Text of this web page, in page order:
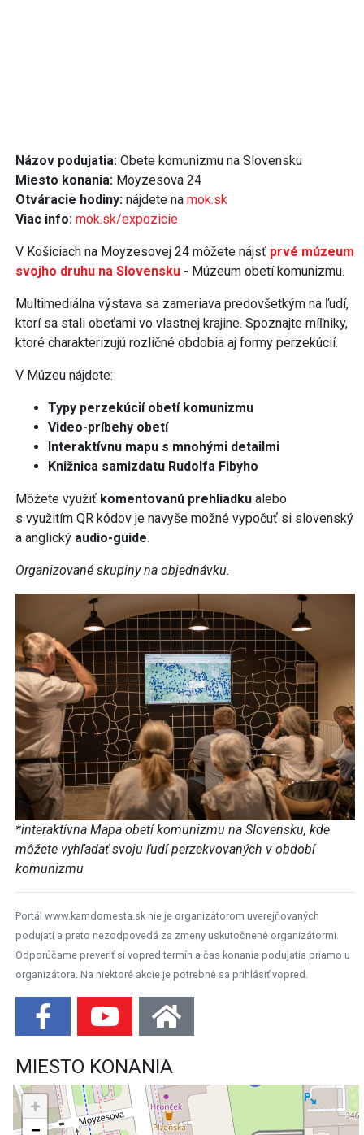
Názov podujatia: Obete komunizmu na Slovensku
Miesto konania: Moyzesova 24
Otváracie hodiny: nájdete na mok.sk
Viac info: mok.sk/expozicie
V Košiciach na Moyzesovej 24 môžete nájsť prvé múzeum
svojho druhu na Slovensku - Múzeum obetí komunizmu.
Multimediálna výstava sa zameriava predovšetkým na ľudí,
ktorí sa stali obeťami vo vlastnej krajine. Spoznajte míľniky,
ktoré charakterizujú rozličné obdobia aj formy perzekúcií.
V Múzeu nájdete:
Typy perzekúcií obetí komunizmu
Video-príbehy obetí
Interaktívnu mapu s mnohými detailmi
Knižnica samizdatu Rudolfa Fibyho
Môžete využiť komentovanú prehliadku alebo
s využitím QR kódov je navyše možné vypočuť si slovenský
a anglický audio-guide.
Organizované skupiny na objednávku.
*interaktívna Mapa obetí komunizmu na Slovensku, kde
môžete vyhľadať svoju ľudí perzekvovaných v období
komunizmu
Portál www.kamdomesta.sk nie je organizátorom uverejňovaných
podujatí a preto nezodpovedá za zmeny uskutočnené organizátormi.
Odporúčame preveriť si vopred termín a čas konania podujatia priamo u
organizátora. Na niektoré akcie je potrebné sa prihlásiť vopred.
MIESTO KONANIA
+
−